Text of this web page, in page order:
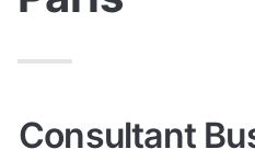
Consultant